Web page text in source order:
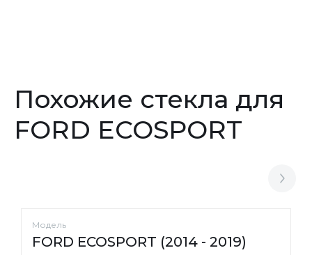
Похожие стекла для
FORD ECOSPORT
Модель
FORD ECOSPORT (2014 - 2019)